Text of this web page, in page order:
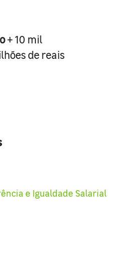
+ 10 mil
de reais
e Igualdade Salarial